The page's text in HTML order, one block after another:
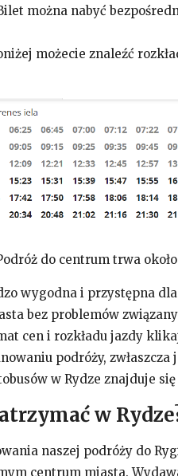
można nabyć
możecie znaleźć
do centrum trwa
wygodna i przystępna
bez problemów
cen i rozkładu jazdy
podróży,
w Rydze znajduje się
w
naszej podróży do
centrum miasta.